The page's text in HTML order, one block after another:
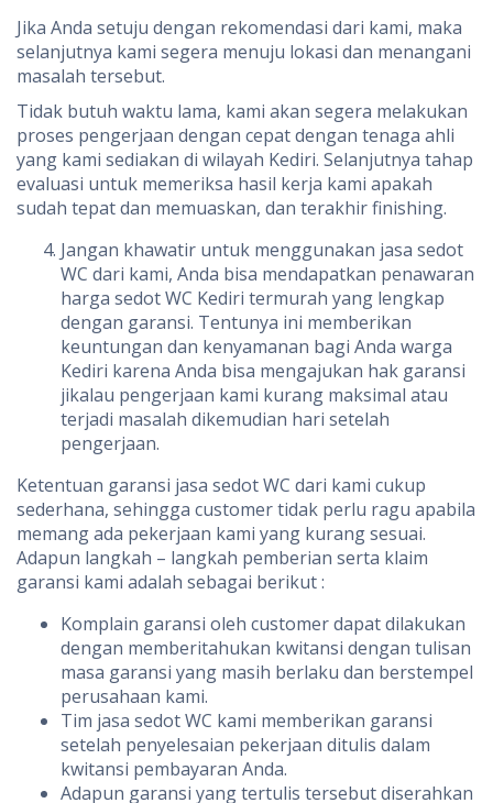
Jika Anda setuju dengan rekomendasi dari kami, maka
selanjutnya kami segera menuju lokasi dan menangani
masalah tersebut.
Tidak butuh waktu lama, kami akan segera melakukan
proses pengerjaan dengan cepat dengan tenaga ahli
yang kami sediakan di wilayah Kediri. Selanjutnya tahap
evaluasi untuk memeriksa hasil kerja kami apakah
sudah tepat dan memuaskan, dan terakhir finishing.
Jangan khawatir untuk menggunakan jasa sedot
WC dari kami, Anda bisa mendapatkan penawaran
harga sedot WC Kediri termurah yang lengkap
dengan garansi. Tentunya ini memberikan
keuntungan dan kenyamanan bagi Anda warga
Kediri karena Anda bisa mengajukan hak garansi
jikalau pengerjaan kami kurang maksimal atau
terjadi masalah dikemudian hari setelah
pengerjaan.
Ketentuan garansi jasa sedot WC dari kami cukup
sederhana, sehingga customer tidak perlu ragu apabila
memang ada pekerjaan kami yang kurang sesuai.
Adapun langkah – langkah pemberian serta klaim
garansi kami adalah sebagai berikut :
Komplain garansi oleh customer dapat dilakukan
dengan memberitahukan kwitansi dengan tulisan
masa garansi yang masih berlaku dan berstempel
perusahaan kami.
Tim jasa sedot WC kami memberikan garansi
setelah penyelesaian pekerjaan ditulis dalam
kwitansi pembayaran Anda.
Adapun garansi yang tertulis tersebut diserahkan